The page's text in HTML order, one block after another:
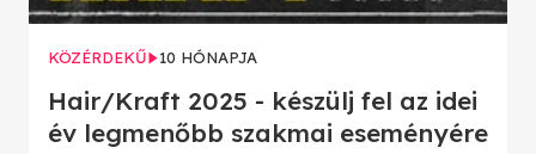
KÖZÉRDEKŰ 10 HÓNAPJA
Hair/Kraft 2025 - készülj fel az idei
év legmenőbb szakmai eseményére